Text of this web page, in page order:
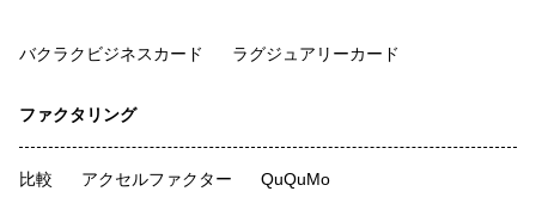
バクラクビジネスカード ラグジュアリーカード
ファクタリング
比較 アクセルファクター QuQuMo